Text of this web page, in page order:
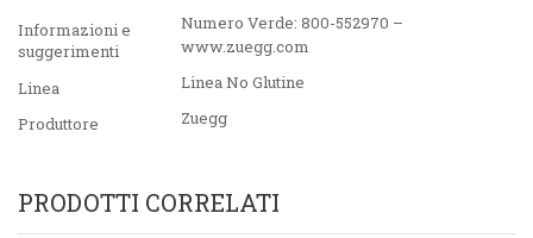
Informazioni e
suggerimenti
Numero Verde: 800-552970 –
www.zuegg.com
Linea
Linea No Glutine
Produttore
Zuegg
PRODOTTI CORRELATI